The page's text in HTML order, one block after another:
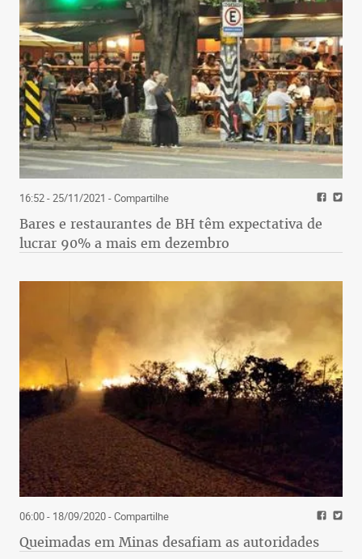
16:52 - 25/11/2021 - Compartilhe
Bares e restaurantes de BH têm expectativa de
lucrar 90% a mais em dezembro
06:00 - 18/09/2020- Compartilhe
Queimadas em Minas desafiam as autoridades